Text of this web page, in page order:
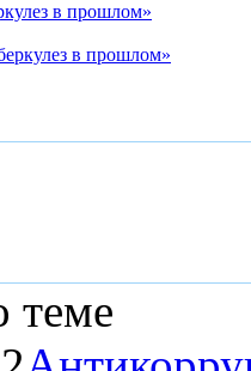
в прошлом»
теме